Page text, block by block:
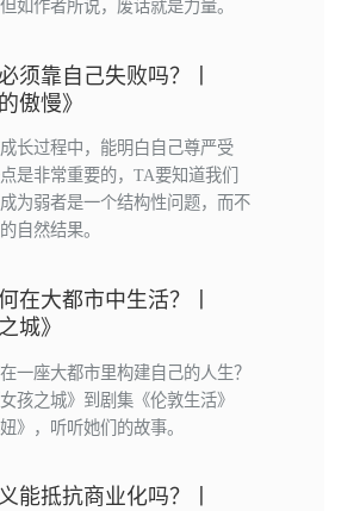
如作者所说，废话就是力量。
须靠自己失败吗？丨
傲慢》
长过程中，能明白自己尊严受
是非常重要的，TA要知道我们
为弱者是一个结构性问题，而不
自然结果。
在大都市中生活？丨
城》
一座大都市里构建自己的人生？
孩之城》到剧集《伦敦生活》
》，听听她们的故事。
能抵抗商业化吗？丨